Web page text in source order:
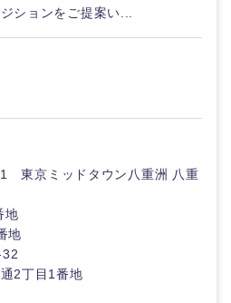
ションをご提案い...
東京ミッドタウン八重洲 八重
地
地
2丁目1番地